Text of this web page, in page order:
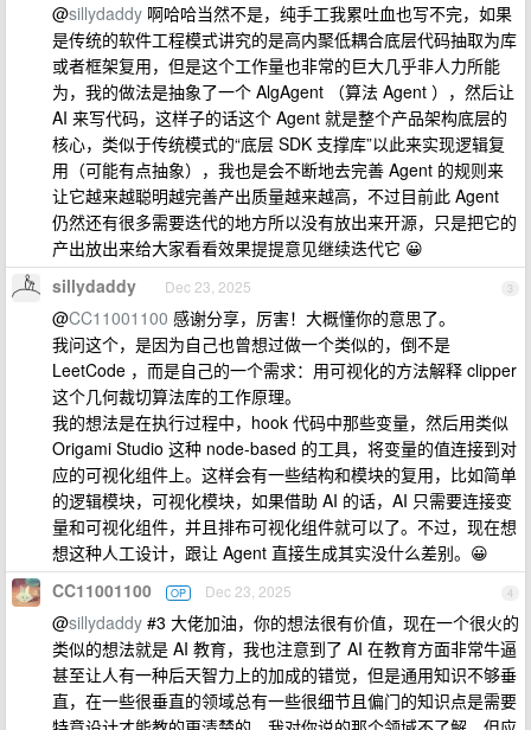
@sillydaddy 啊哈哈当然不是，纯手工我累吐血也写不完，如果
是传统的软件工程模式讲究的是高内聚低耦合底层代码抽取为库
或者框架复用，但是这个工作量也非常的巨大几乎非人力所能
为，我的做法是抽象了一个 AlgAgent （算法 Agent ），然后让
AI 来写代码，这样子的话这个 Agent 就是整个产品架构底层的
核心，类似于传统模式的“底层 SDK 支撑库”以此来实现逻辑复
用（可能有点抽象），我也是会不断地去完善 Agent 的规则来
让它越来越聪明越完善产出质量越来越高，不过目前此 Agent
仍然还有很多需要迭代的地方所以没有放出来开源，只是把它的
产出放出来给大家看看效果提提意见继续迭代它 😀
3
sillydaddy Dec 23, 2025
@CC11001100 感谢分享，厉害！大概懂你的意思了。
我问这个，是因为自己也曾想过做一个类似的，倒不是
LeetCode ，而是自己的一个需求：用可视化的方法解释 clipper
这个几何裁切算法库的工作原理。
我的想法是在执行过程中，hook 代码中那些变量，然后用类似
Origami Studio 这种 node-based 的工具，将变量的值连接到对
应的可视化组件上。这样会有一些结构和模块的复用，比如简单
的逻辑模块，可视化模块，如果借助 AI 的话，AI 只需要连接变
量和可视化组件，并且排布可视化组件就可以了。不过，现在想
想这种人工设计，跟让 Agent 直接生成其实没什么差别。😀
4
CC11001100 OP Dec 23, 2025
@sillydaddy #3 大佬加油，你的想法很有价值，现在一个很火的
类似的想法就是 AI 教育，我也注意到了 AI 在教育方面非常牛逼
甚至让人有一种后天智力上的加成的错觉，但是通用知识不够垂
直，在一些很垂直的领域总有一些很细节且偏门的知识点是需要